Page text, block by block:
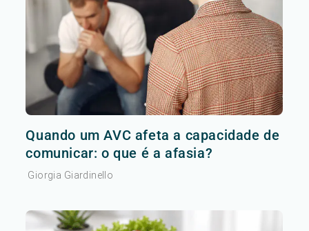
Quando um AVC afeta a capacidade de
comunicar: o que é a afasia?
Giorgia Giardinello